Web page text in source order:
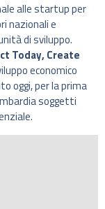
alle startup per
nazionali e
di sviluppo.
Today, Create
economico
oggi, per la prima
soggetti